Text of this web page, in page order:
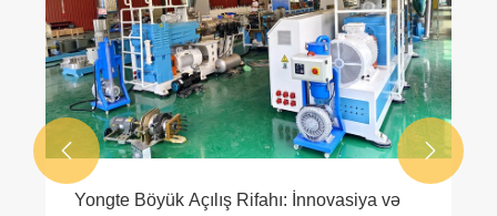
Yongte Böyük Açılış Rifahı: İnnovasiya və
 